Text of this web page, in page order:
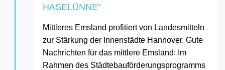
HASELÜNNE“
Mittleres Emsland profitiert von Landesmitteln
zur Stärkung der Innenstädte Hannover. Gute
Nachrichten für das mittlere Emsland: Im
Rahmen des Städtebauförderungsprogramms